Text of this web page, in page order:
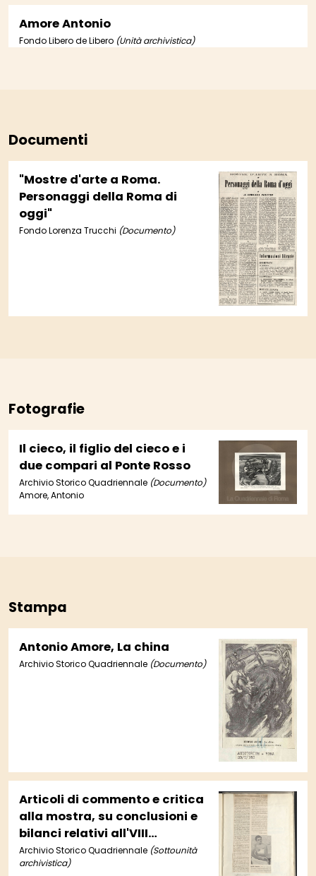
Amore Antonio
Fondo Libero de Libero (Unità archivistica)
Documenti
"Mostre d'arte a Roma.
Personaggi della Roma di
oggi"
Fondo Lorenza Trucchi (Documento)
Fotografie
Il cieco, il figlio del cieco e i
due compari al Ponte Rosso
Archivio Storico Quadriennale (Documento)
Amore, Antonio
Stampa
Antonio Amore, La china
Archivio Storico Quadriennale (Documento)
Articoli di commento e critica
alla mostra, su conclusioni e
bilanci relativi all'VIII
Quadriennale (vol. 17, cc. 165-
168)
Archivio Storico Quadriennale (Sottounità
archivistica)